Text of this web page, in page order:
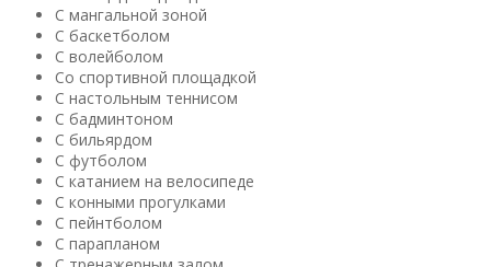
С мангальной зоной
С баскетболом
С волейболом
Со спортивной площадкой
С настольным теннисом
С бадминтоном
С бильярдом
С футболом
С катанием на велосипеде
С конными прогулками
С пейнтболом
С парапланом